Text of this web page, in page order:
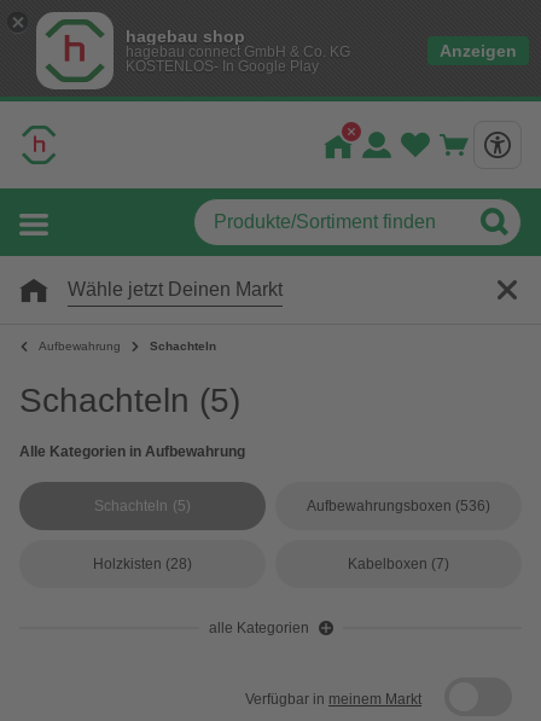
hagebau shop
hagebau connect GmbH & Co. KG
KOSTENLOS- In Google Play
Anzeigen
Wähle jetzt Deinen Markt
Aufbewahrung Schachteln
Schachteln (5)
Alle Kategorien in Aufbewahrung
Schachteln (5) Aufbewahrungsboxen (536)
Holzkisten (28) Kabelboxen (7)
alle Kategorien
Verfügbar in meinem Markt